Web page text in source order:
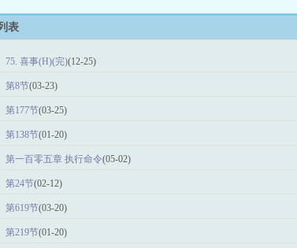
表
75. 喜事(H)(完)(12-25)
第8节(03-23)
第177节(03-25)
第138节(01-20)
第一百零五章 执行命令(05-02)
第24节(02-12)
第619节(03-20)
第219节(01-20)